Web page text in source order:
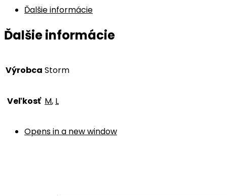
Ďalšie informácie
Ďalšie informácie
Výrobca Storm
Veľkosť M, L
Opens in a new window